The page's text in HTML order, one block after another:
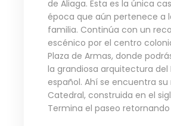
de Aliaga. Esta es la única
época que aún pertenece a
familia. Continúa con un
escénico por el centro
Plaza de Armas, donde
la grandiosa arquitectura del
español. Ahí se encuentra
Catedral, construida en el
Termina el paseo